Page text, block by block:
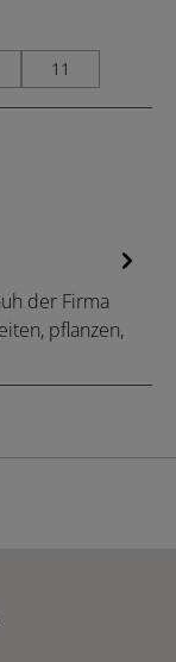
11
der Firma
pflanzen,